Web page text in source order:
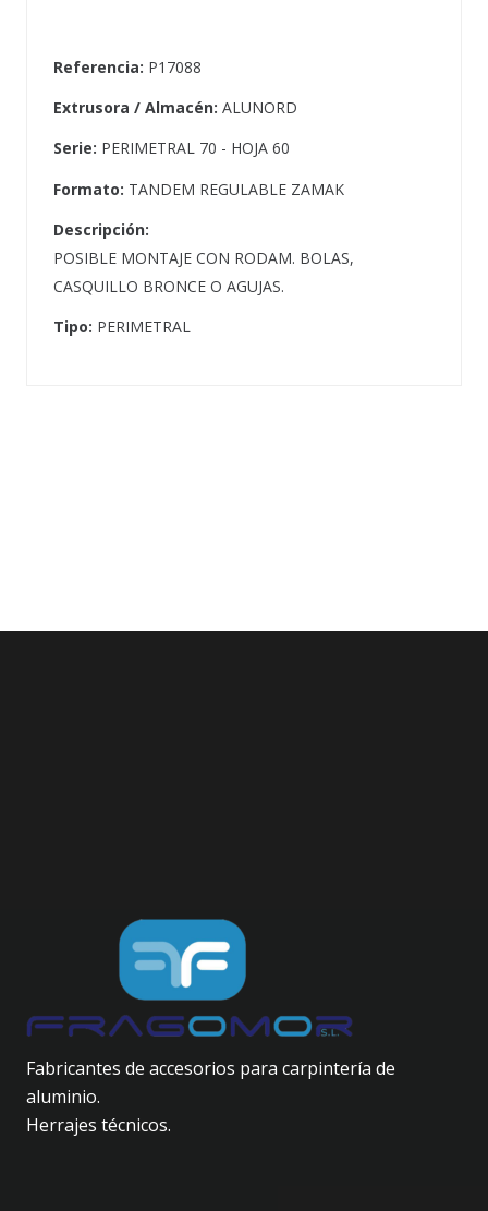
Referencia: P17088
Extrusora / Almacén: ALUNORD
Serie: PERIMETRAL 70 - HOJA 60
Formato: TANDEM REGULABLE ZAMAK
Descripción:
POSIBLE MONTAJE CON RODAM. BOLAS,
CASQUILLO BRONCE O AGUJAS.
Tipo: PERIMETRAL
Fabricantes de accesorios para carpintería de
aluminio.
Herrajes técnicos.